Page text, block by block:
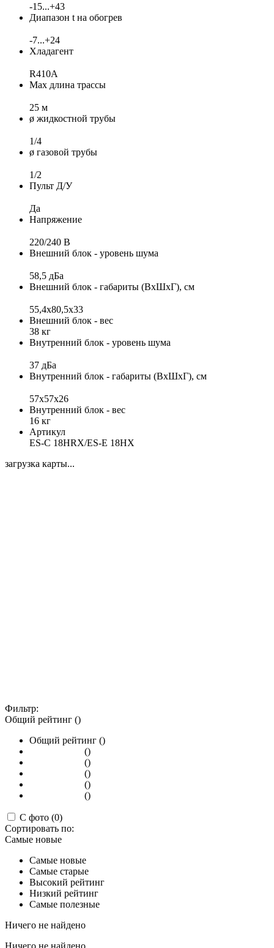
-15...+43
Диапазон t на обогрев
-7...+24
Хладагент
R410A
Max длина трассы
25 м
ø жидкостной трубы
1/4
ø газовой трубы
1/2
Пульт Д/У
Да
Напряжение
220/240 B
Внешний блок - уровень шума
58,5 дБа
Внешний блок - габариты (ВхШхГ), см
55,4x80,5x33
Внешний блок - вес
38 кг
Внутренний блок - уровень шума
37 дБа
Внутренний блок - габариты (ВхШхГ), см
57x57х26
Внутренний блок - вес
16 кг
Артикул
ES-C 18HRX/ES-E 18HX
загрузка карты...
Фильтр:
Общий рейтинг ()
Общий рейтинг ()
()
()
()
()
()
С фото (0)
Сортировать по:
Самые новые
Самые новые
Самые старые
Высокий рейтинг
Низкий рейтинг
Самые полезные
Ничего не найдено
Ничего не найдено